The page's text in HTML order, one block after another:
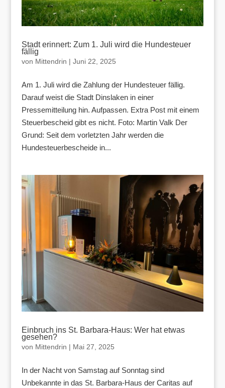
Stadt erinnert: Zum 1. Juli wird die Hundesteuer
fällig
von Mittendrin | Juni 22, 2025
Am 1. Juli wird die Zahlung der Hundesteuer fällig.
Darauf weist die Stadt Dinslaken in einer
Pressemitteilung hin. Aufpassen. Extra Post mit einem
Steuerbescheid gibt es nicht. Foto: Martin Valk Der
Grund: Seit dem vorletzten Jahr werden die
Hundesteuerbescheide in...
Einbruch ins St. Barbara-Haus: Wer hat etwas
gesehen?
von Mittendrin | Mai 27, 2025
In der Nacht von Samstag auf Sonntag sind
Unbekannte in das St. Barbara-Haus der Caritas auf